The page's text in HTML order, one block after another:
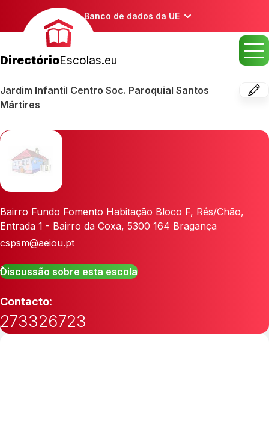
Banco de dados da UE
DirectórioEscolas.eu
Jardim Infantil Centro Soc. Paroquial Santos
Mártires
Bairro Fundo Fomento Habitação Bloco F, Rés/Chão,
Entrada 1 - Bairro da Coxa, 5300 164 Bragança
cspsm@aeiou.pt
Discussão sobre esta escola
Contacto:
273326723